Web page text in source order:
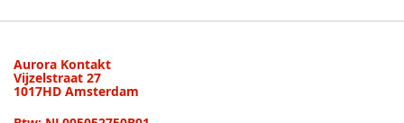
Aurora Kontakt
Vijzelstraat 27
1017HD Amsterdam